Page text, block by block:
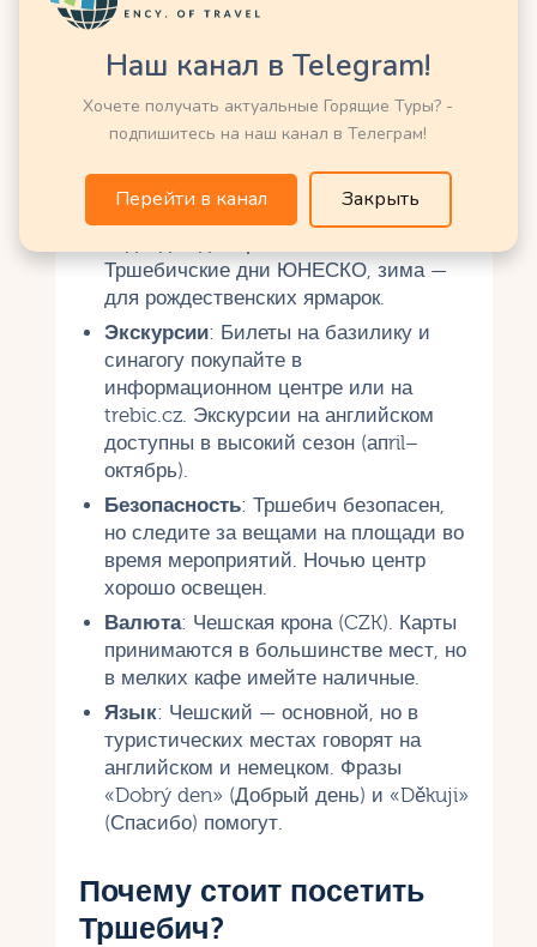
Практические советы для
туристов
Лучшее время для посещения:
(сентябрь–октябрь) идеальны для
прогулок и фотосессий. Лето
Тршебичские дни ЮНЕСКО, зима —
для рождественских ярмарок.
Экскурсии: Билеты на базилику и
синагогу покупайте в
информационном центре или на
trebic.cz. Экскурсии на английском
доступны в высокий сезон (апril–
октябрь).
Безопасность: Тршебич безопасен,
но следите за вещами на площади во
время мероприятий. Ночью центр
хорошо освещен.
Валюта: Чешская крона (CZK). Карты
принимаются в большинстве мест, но
в мелких кафе имейте наличные.
Язык: Чешский — основной, но в
туристических местах говорят на
английском и немецком. Фразы
«Dobrý den» (Добрый день) и «Děkuji»
(Спасибо) помогут.
Почему стоит посетить
Тршебич?
Наш канал в Telegram!
Хочете получать актуальные Горящие Туры? -
подпишитесь на наш канал в Телеграм!
Перейти в канал Закрыть